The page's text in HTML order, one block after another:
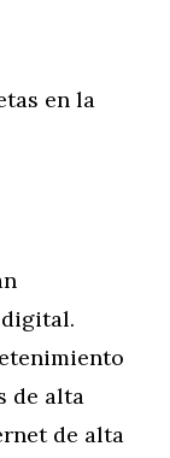
en la
de alta
de alta